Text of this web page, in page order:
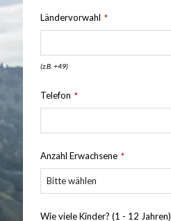
Ländervorwahl *
(z.B. +49)
Telefon *
Anzahl Erwachsene *
Wie viele Kinder? (1 - 12 Jahren)